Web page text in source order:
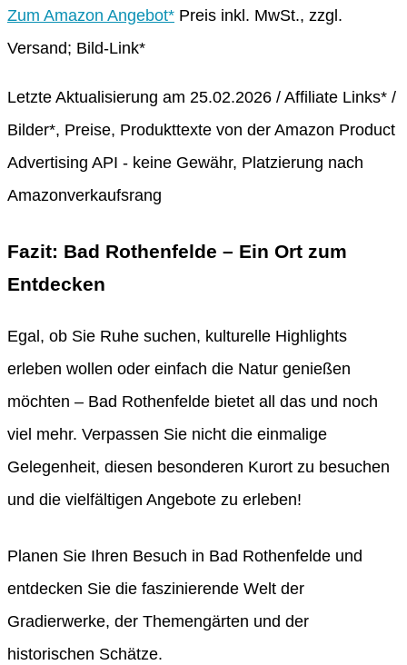
Zum Amazon Angebot* Preis inkl. MwSt., zzgl.
Versand; Bild-Link*
Letzte Aktualisierung am 25.02.2026 / Affiliate Links* /
Bilder*, Preise, Produkttexte von der Amazon Product
Advertising API - keine Gewähr, Platzierung nach
Amazonverkaufsrang
Fazit: Bad Rothenfelde – Ein Ort zum
Entdecken
Egal, ob Sie Ruhe suchen, kulturelle Highlights
erleben wollen oder einfach die Natur genießen
möchten – Bad Rothenfelde bietet all das und noch
viel mehr. Verpassen Sie nicht die einmalige
Gelegenheit, diesen besonderen Kurort zu besuchen
und die vielfältigen Angebote zu erleben!
Planen Sie Ihren Besuch in Bad Rothenfelde und
entdecken Sie die faszinierende Welt der
Gradierwerke, der Themengärten und der
historischen Schätze.